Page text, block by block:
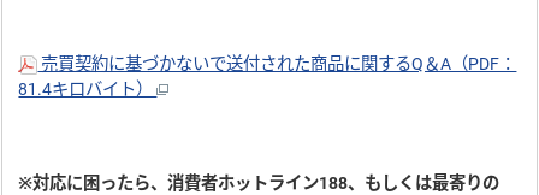
売買契約に基づかないで送付された商品に関するQ＆A（PDF：
81.4キロバイト）
※対応に困ったら、消費者ホットライン188、もしくは最寄りの